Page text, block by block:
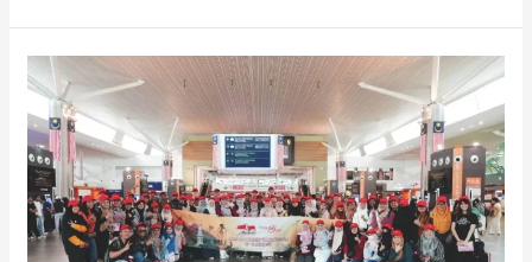
Trip
VVIP
Public
Gold
–
South
East